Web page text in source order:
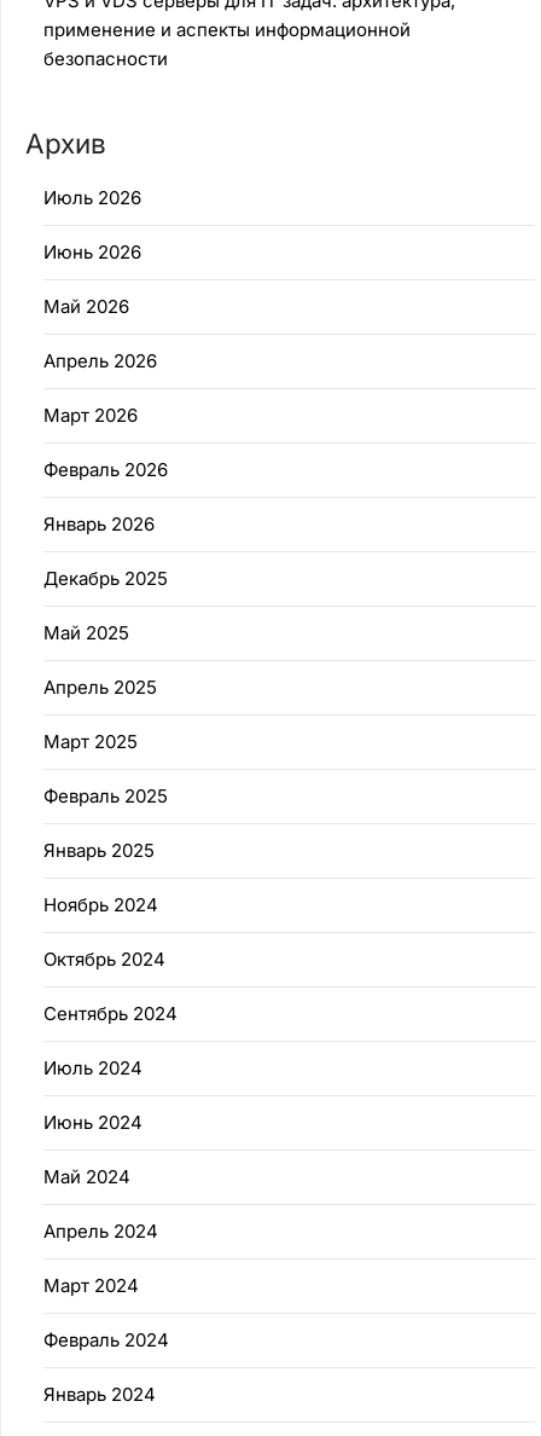
применение и аспекты информационной
безопасности
Архив
Июль 2026
Июнь 2026
Май 2026
Апрель 2026
Март 2026
Февраль 2026
Январь 2026
Декабрь 2025
Май 2025
Апрель 2025
Март 2025
Февраль 2025
Январь 2025
Ноябрь 2024
Октябрь 2024
Сентябрь 2024
Июль 2024
Июнь 2024
Май 2024
Апрель 2024
Март 2024
Февраль 2024
Январь 2024